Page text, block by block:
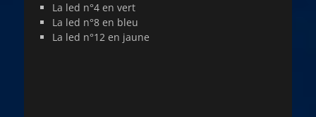
La led n°4 en vert
La led n°8 en bleu
La led n°12 en jaune